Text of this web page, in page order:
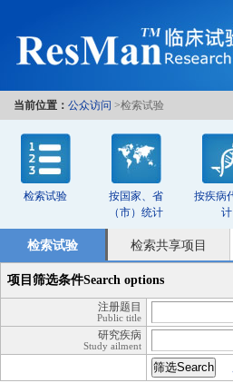
当前位置： 公众访问 >检索试验
检索试验
按国家、省
（市）统计
按疾病
计
检索试验 检索共享项目
项目筛选条件Search options
注册题目
Public title
研究疾病
Study ailment